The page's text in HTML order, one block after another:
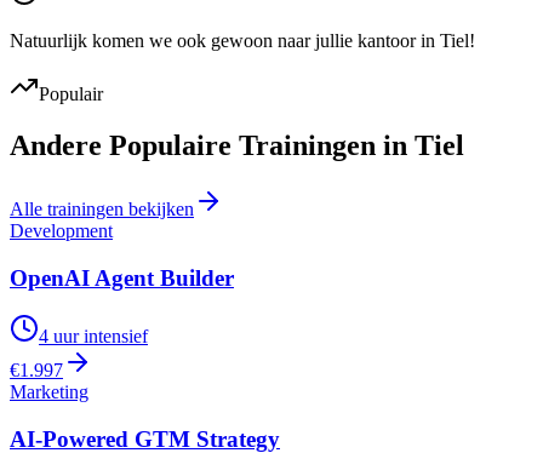
Natuurlijk komen we ook gewoon naar jullie kantoor in Tiel!
Populair
Andere Populaire Trainingen in Tiel
Alle trainingen bekijken
Development
OpenAI Agent Builder
4 uur intensief
€1.997
Marketing
AI-Powered GTM Strategy